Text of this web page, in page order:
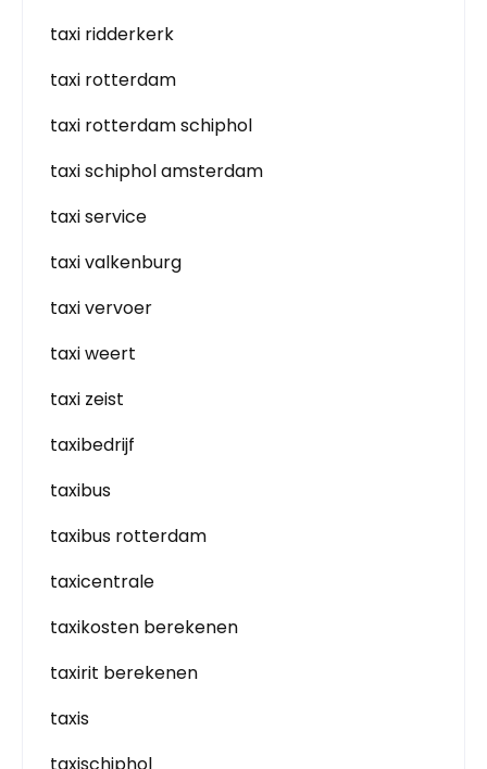
taxi ridderkerk
taxi rotterdam
taxi rotterdam schiphol
taxi schiphol amsterdam
taxi service
taxi valkenburg
taxi vervoer
taxi weert
taxi zeist
taxibedrijf
taxibus
taxibus rotterdam
taxicentrale
taxikosten berekenen
taxirit berekenen
taxis